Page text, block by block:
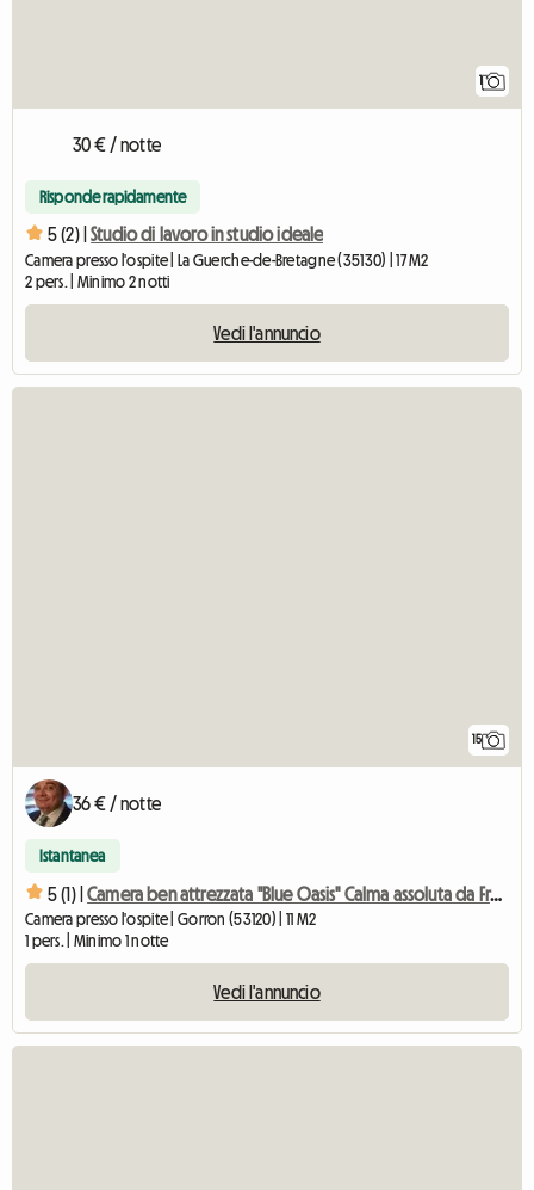
1
30 € / notte
Risponde rapidamente
5 (2) | Studio di lavoro in studio ideale
Camera presso l'ospite | La Guerche-de-Bretagne (35130) | 17 M2
2 pers. | Minimo 2 notti
Vedi l'annuncio
15
36 € / notte
Istantanea
5 (1) | Camera ben attrezzata "Blue Oasis" Calma assoluta da Fred
Camera presso l'ospite | Gorron (53120) | 11 M2
1 pers. | Minimo 1 notte
Vedi l'annuncio